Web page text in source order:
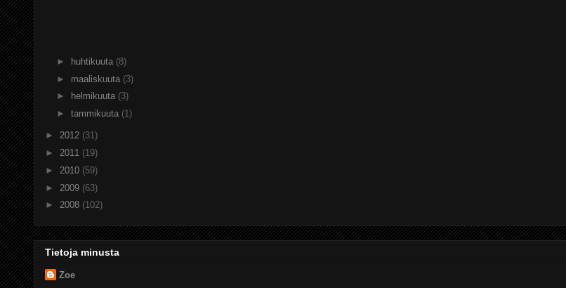
► huhtikuuta (8)
► maaliskuuta (3)
►
helmikuuta (3)
► tammikuuta (1)
► 2012 (31)
► 2011 (19)
► 2010 (59)
► 2009 (63)
► 2008 (102)
Tietoja minusta
Zoe